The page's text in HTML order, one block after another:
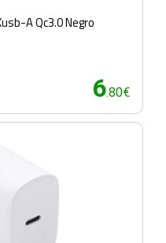
A Qc3.0 Negro
6.80€